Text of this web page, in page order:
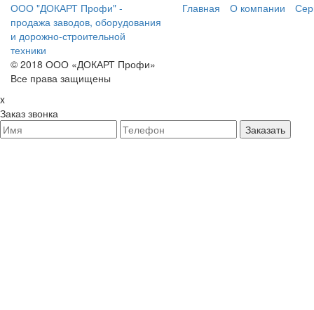
ООО "ДОКАРТ Профи" -
продажа заводов, оборудования
и дорожно-строительной
техники
© 2018 ООО «ДОКАРТ Профи»
Все права защищены
Главная О компании
x
Заказ звонка
Заказать